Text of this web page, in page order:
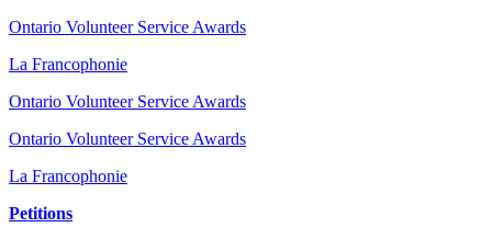
Ontario Volunteer Service Awards
La Francophonie
Ontario Volunteer Service Awards
Ontario Volunteer Service Awards
La Francophonie
Petitions